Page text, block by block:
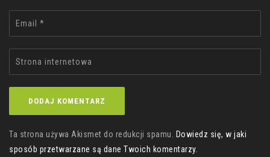
Ta strona używa Akismet do redukcji spamu.
Dowiedz się, w jaki
sposób przetwarzane są dane Twoich komentarzy.